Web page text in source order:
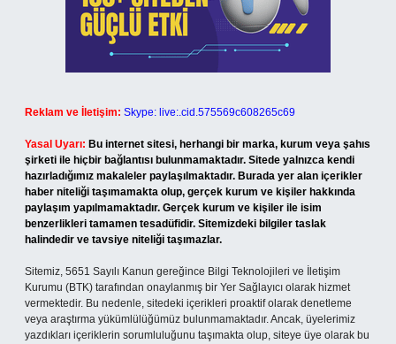
Reklam ve İletişim: Skype: live:.cid.575569c608265c69
Yasal Uyarı: Bu internet sitesi, herhangi bir marka, kurum veya şahıs
şirketi ile hiçbir bağlantısı bulunmamaktadır. Sitede yalnızca kendi
hazırladığımız makaleler paylaşılmaktadır. Burada yer alan içerikler
haber niteliği taşımamakta olup, gerçek kurum ve kişiler hakkında
paylaşım yapılmamaktadır. Gerçek kurum ve kişiler ile isim
benzerlikleri tamamen tesadüfidir. Sitemizdeki bilgiler taslak
halindedir ve tavsiye niteliği taşımazlar.
Sitemiz, 5651 Sayılı Kanun gereğince Bilgi Teknolojileri ve İletişim
Kurumu (BTK) tarafından onaylanmış bir Yer Sağlayıcı olarak hizmet
vermektedir. Bu nedenle, sitedeki içerikleri proaktif olarak denetleme
veya araştırma yükümlülüğümüz bulunmamaktadır. Ancak, üyelerimiz
yazdıkları içeriklerin sorumluluğunu taşımakta olup, siteye üye olarak bu